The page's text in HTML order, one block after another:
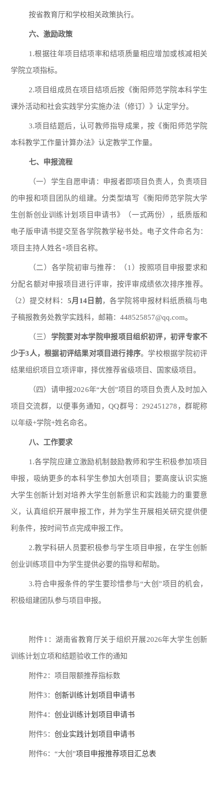
按省教育厅和学校相关政策执行。
六、激励政策
1.根据往年项目结项率和结项质量相应增加或核减相关
学院立项指标。
2.项目组成员在项目结项后按《衡阳师范学院本科学生
课外活动和社会实践学分实施办法（修订）》认定学分。
3.项目结题后，认可教师指导成果，按《衡阳师范学院
本科教学工作量计算办法》认定教学工作量。
七、申报流程
（一）学生自愿申请：申报者即项目负责人，负责项目
的申报和项目团队的组建。分类型填写《衡阳师范学院大学
生创新创业训练计划项目申请书》（一式两份），纸质版和
电子版申请书提交至各学院教学秘书处。电子文件命名为：
项目主持人姓名+项目名称。
（二）各学院初审与推荐：（1）按照项目申报要求和
分配名额对申报项目进行评审，按评审成绩依次排序推荐。
（2）提交材料： 5月14日前，各学院将申报材料纸质稿与电
子稿报教务处教学实践科，邮箱：448525857@qq.com。
（三） 学院要对本学院申报项目组织初评，初评专家不
少于3人，根据初评结果对项目进行排序。学校根据学院初评
结果组织项目立项评审，择优推荐省级项目、国家级项目。
（四）请申报2026年“大创”项目的项目负责人及时加入
项目交流群，以便事务通知，QQ群号：292451278，群昵称
以年级+学院+姓名命名。
八、工作要求
1.各学院应建立激励机制鼓励教师和学生积极参加项目
申报，吸纳更多的本科学生参加大创项目；要高度认识实施
大学生创新计划对培养大学生创新意识和实践能力的重要意
义，认真组织开展申报工作，并为学生开展相关研究提供便
利条件，按时间节点完成申报工作。
2.教学科研人员要积极参与学生项目申报，在学生创新
创业训练项目中为学生提供必要的指导和帮助。
3.符合申报条件的学生要珍惜参与“大创”项目的机会，
积极组建团队参与项目申报。
附件1：湖南省教育厅关于组织开展2026年大学生创新
训练计划立项和结题验收工作的通知
附件2：项目限额推荐指标数
附件3： 创新训练计划项目申请书
附件4： 创业训练计划项目申请书
附件5： 创业实践计划项目申请书
附件6：“大创”项目申报推荐项目汇总表